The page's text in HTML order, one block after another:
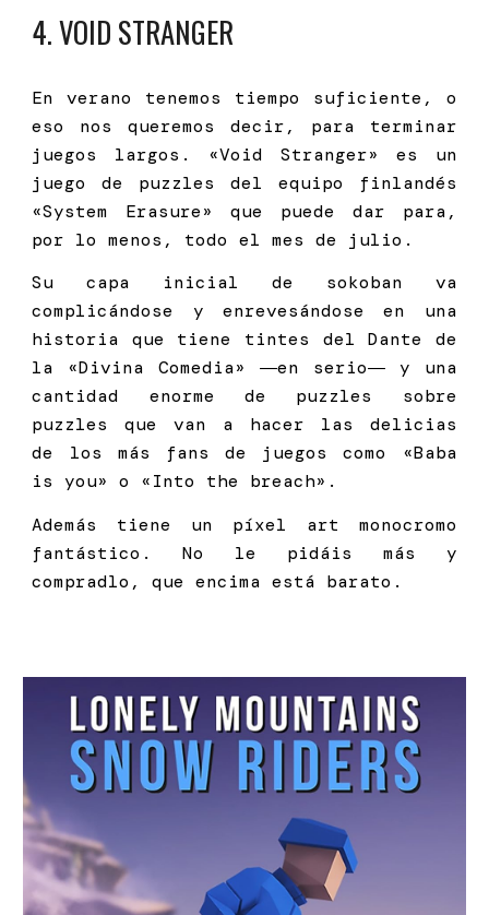
4. VOID STRANGER
En verano tenemos tiempo suficiente, o
eso nos queremos decir, para terminar
juegos largos. «Void Stranger» es un
juego de puzzles del equipo finlandés
«System Erasure» que puede dar para,
por lo menos, todo el mes de julio.
Su capa inicial de sokoban va
complicándose y enrevesándose en una
historia que tiene tintes del Dante de
la «Divina Comedia» ―en serio― y una
cantidad enorme de puzzles sobre
puzzles que van a hacer las delicias
de los más fans de juegos como «Baba
is you» o «Into the breach».
Además tiene un píxel art monocromo
fantástico. No le pidáis más y
compradlo, que encima está barato.